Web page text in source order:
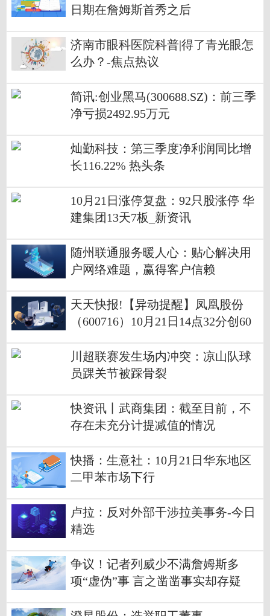
日期在詹姆斯首秀之后
济南市眼科医院科普|得了青光眼怎
么办？-焦点热议
简讯:创业黑马(300688.SZ)：前三季
净亏损2492.95万元
灿勤科技：第三季度净利润同比增
长116.22% 热头条
10月21日涨停复盘：92只股涨停 华
建集团13天7板_新资讯
随州联通服务暖人心：贴心解决用
户网络难题，赢得客户信赖
天天快报!【异动提醒】凤凰股份
（600716）10月21日14点32分创60
川超联赛发生场内冲突：凉山队球
员踝关节被踩骨裂
快资讯丨武商集团：截至目前，不
存在未充分计提减值的情况
快播：生意社：10月21日华东地区
二甲苯市场下行
卢拉：反对外部干涉拉美事务-今日
精选
争议！记者列威少不满詹姆斯多
项“虚伪”事 言之凿凿事实却存疑